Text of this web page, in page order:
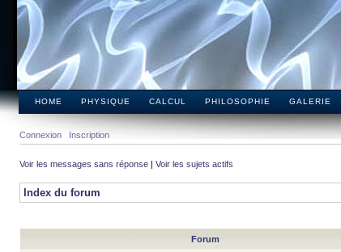
HOME PHYSIQUE CALCUL PHILOSOPHIE GALERIE
Connexion Inscription
Voir les messages sans réponse | Voir les sujets actifs
Index du forum
Forum